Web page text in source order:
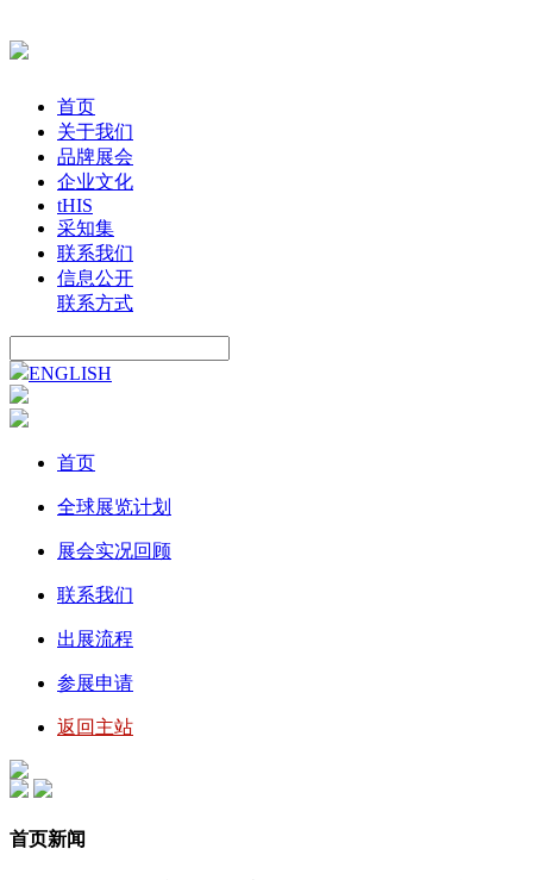
首页
关于我们
品牌展会
企业文化
tHIS
采知集
联系我们
信息公开
联系方式
ENGLISH
首页
全球展览计划
展会实况回顾
联系我们
出展流程
参展申请
返回主站
首页新闻